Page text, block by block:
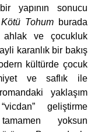
yapının sonucu
Kötü Tohum burada
ahlak ve çocukluk
karanlık bir bakış
kültürde çocuk
ve saflık ile
yaklaşım
geliştirme
yoksun